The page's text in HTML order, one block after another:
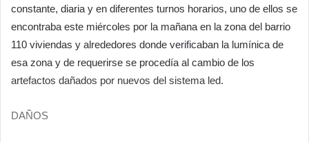
constante, diaria y en diferentes turnos horarios, uno de ellos se
encontraba este miércoles por la mañana en la zona del barrio
110 viviendas y alrededores donde verificaban la lumínica de
esa zona y de requerirse se procedía al cambio de los
artefactos dañados por nuevos del sistema led.
DAÑOS